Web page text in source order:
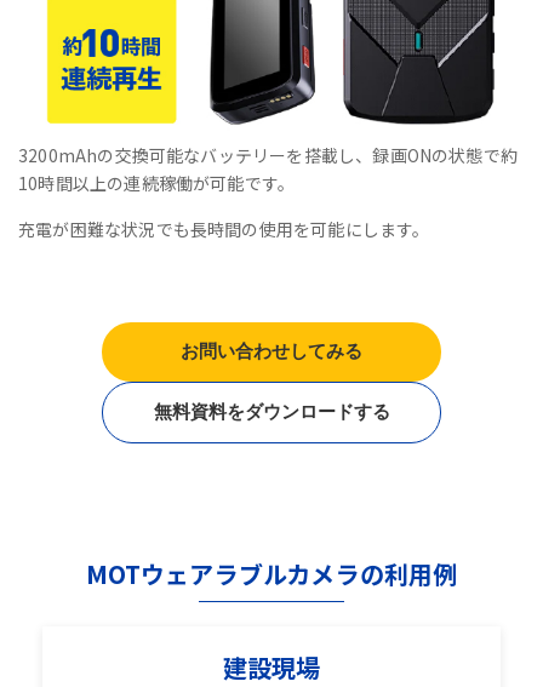
3200mAhの交換可能なバッテリーを搭載し、録画ONの状態で約
10時間以上の連続稼働が可能です。
充電が困難な状況でも長時間の使用を可能にします。
お問い合わせしてみる
無料資料をダウンロードする
MOTウェアラブルカメラの利用例
建設現場